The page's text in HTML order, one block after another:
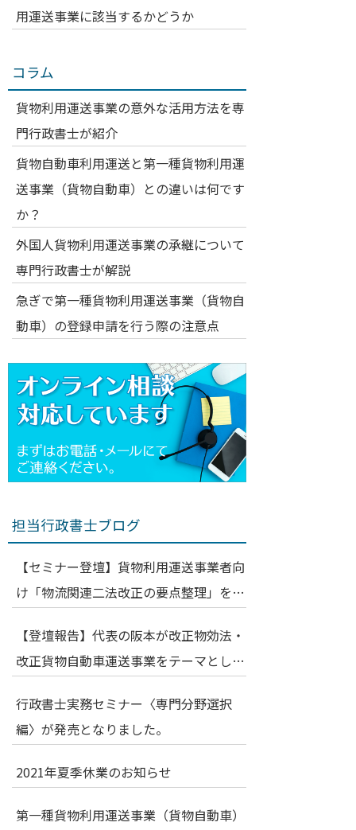
用運送事業に該当するかどうか
コラム
貨物利用運送事業の意外な活用方法を専
門行政書士が紹介
貨物自動車利用運送と第一種貨物利用運
送事業（貨物自動車）との違いは何です
か？
外国人貨物利用運送事業の承継について
専門行政書士が解説
急ぎで第一種貨物利用運送事業（貨物自
動車）の登録申請を行う際の注意点
担当行政書士ブログ
【セミナー登壇】貨物利用運送事業者向
け「物流関連二法改正の要点整理」を解
EXPO 2026 特別講演）
【登壇報告】代表の阪本が改正物効法・
改正貨物自動車運送事業をテーマとした
行政書士実務セミナー〈専門分野選択
編〉が発売となりました。
2021年夏季休業のお知らせ
第一種貨物利用運送事業（貨物自動車）